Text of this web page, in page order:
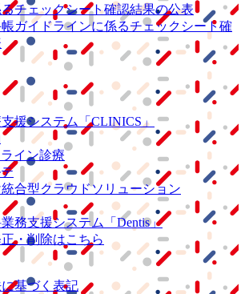
チェックシート確認結果の公表
ガイドラインに係るチェックシート確
支援システム
「CLINICS」
イン診療
合型クラウドソリューション
務支援システム
「Dentis」
・削除はこちら
基づく表記